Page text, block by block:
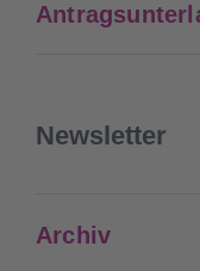
Newsletter
Archiv